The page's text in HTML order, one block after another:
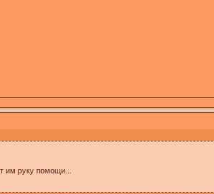
им руку помощи...